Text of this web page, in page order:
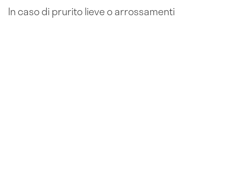
In caso di prurito lieve o arrossamenti